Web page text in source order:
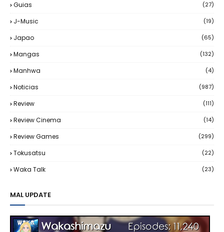
Guias (27)
J-Music (19)
Japao (65)
Mangas (132)
Manhwa (4)
Noticias (987)
Review (111)
Review Cinema (14)
Review Games (299)
Tokusatsu (22)
Waka Talk (23)
MAL UPDATE